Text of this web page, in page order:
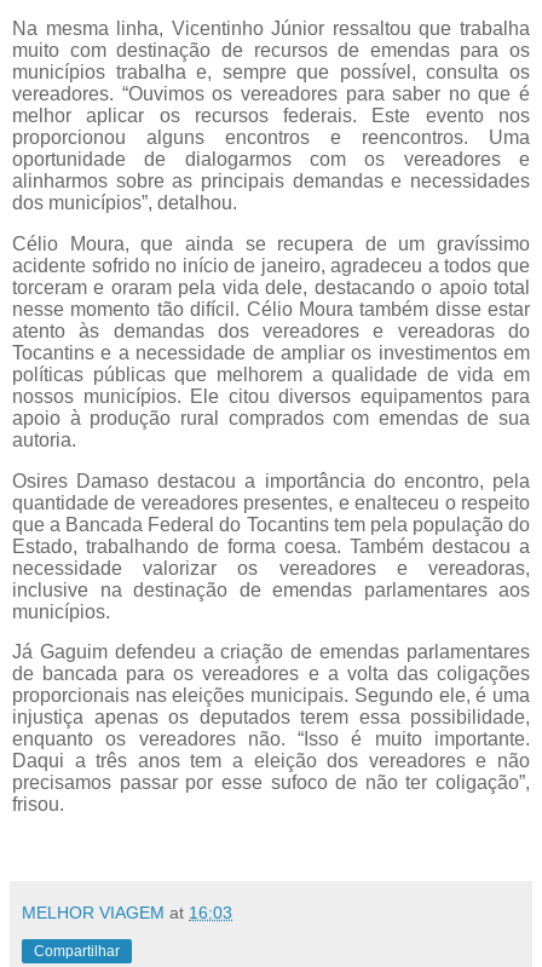
Na mesma linha, Vicentinho Júnior ressaltou que trabalha
muito com destinação de recursos de emendas para os
municípios trabalha e, sempre que possível, consulta os
vereadores. “Ouvimos os vereadores para saber no que é
melhor aplicar os recursos federais. Este evento nos
proporcionou alguns encontros e reencontros. Uma
oportunidade de dialogarmos com os vereadores e
alinharmos sobre as principais demandas e necessidades
dos municípios”, detalhou.
Célio Moura, que ainda se recupera de um gravíssimo
acidente sofrido no início de janeiro, agradeceu a todos que
torceram e oraram pela vida dele, destacando o apoio total
nesse momento tão difícil. Célio Moura também disse estar
atento às demandas dos vereadores e vereadoras do
Tocantins e a necessidade de ampliar os investimentos em
políticas públicas que melhorem a qualidade de vida em
nossos municípios. Ele citou diversos equipamentos para
apoio à produção rural comprados com emendas de sua
autoria.
Osires Damaso destacou a importância do encontro, pela
quantidade de vereadores presentes, e enalteceu o respeito
que a Bancada Federal do Tocantins tem pela população do
Estado, trabalhando de forma coesa. Também destacou a
necessidade valorizar os vereadores e vereadoras,
inclusive na destinação de emendas parlamentares aos
municípios.
Já Gaguim defendeu a criação de emendas parlamentares
de bancada para os vereadores e a volta das coligações
proporcionais nas eleições municipais. Segundo ele, é uma
injustiça apenas os deputados terem essa possibilidade,
enquanto os vereadores não. “Isso é muito importante.
Daqui a três anos tem a eleição dos vereadores e não
precisamos passar por esse sufoco de não ter coligação”,
frisou.
MELHOR VIAGEM at 16:03
Compartilhar